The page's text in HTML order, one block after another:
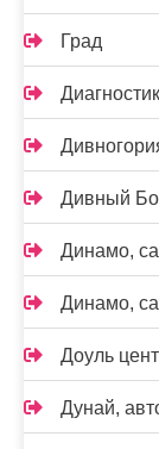
Град
Дивный
Динамо,
Динамо,
Доуль
Дунай,